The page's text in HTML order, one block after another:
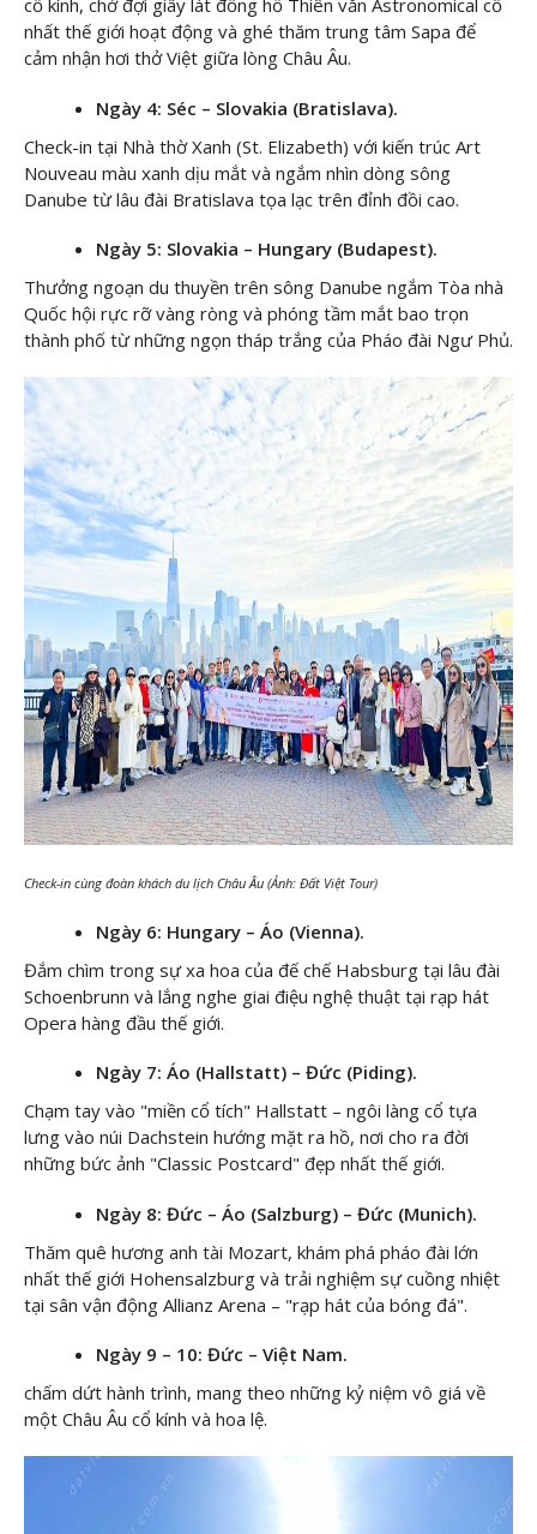
cổ kính, chờ đợi giây lát đồng hồ Thiên văn Astronomical cổ
nhất thế giới hoạt động và ghé thăm trung tâm Sapa để
cảm nhận hơi thở Việt giữa lòng Châu Âu.
Ngày 4: Séc – Slovakia (Bratislava).
Check-in tại Nhà thờ Xanh (St. Elizabeth) với kiến trúc Art
Nouveau màu xanh dịu mắt và ngắm nhìn dòng sông
Danube từ lâu đài Bratislava tọa lạc trên đỉnh đồi cao.
Ngày 5: Slovakia – Hungary (Budapest).
Thưởng ngoạn du thuyền trên sông Danube ngắm Tòa nhà
Quốc hội rực rỡ vàng ròng và phóng tầm mắt bao trọn
thành phố từ những ngọn tháp trắng của Pháo đài Ngư Phủ.
Check-in cùng đoàn khách du lịch Châu Âu (Ảnh: Đất Việt Tour)
Ngày 6: Hungary – Áo (Vienna).
Đắm chìm trong sự xa hoa của đế chế Habsburg tại lâu đài
Schoenbrunn và lắng nghe giai điệu nghệ thuật tại rạp hát
Opera hàng đầu thế giới.
Ngày 7: Áo (Hallstatt) – Đức (Piding).
Chạm tay vào "miền cổ tích" Hallstatt – ngôi làng cổ tựa
lưng vào núi Dachstein hướng mặt ra hồ, nơi cho ra đời
những bức ảnh "Classic Postcard" đẹp nhất thế giới.
Ngày 8: Đức – Áo (Salzburg) – Đức (Munich).
Thăm quê hương anh tài Mozart, khám phá pháo đài lớn
nhất thế giới Hohensalzburg và trải nghiệm sự cuồng nhiệt
tại sân vận động Allianz Arena – "rạp hát của bóng đá".
Ngày 9 – 10: Đức – Việt Nam.
chấm dứt hành trình, mang theo những kỷ niệm vô giá về
một Châu Âu cổ kính và hoa lệ.